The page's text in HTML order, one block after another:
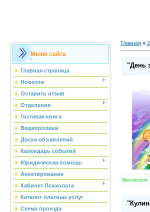
Меню сайта
Главная страница
Новости
Оставить отзыв
Отделения
Гостевая книга
Видеоролики
Доска объявлений
Календарь событий
Юридическая помощь
Анкетирование
Кабинет Психолога
Каталог платных услуг
Схема проезда
Главная »
"День
Просмотров: